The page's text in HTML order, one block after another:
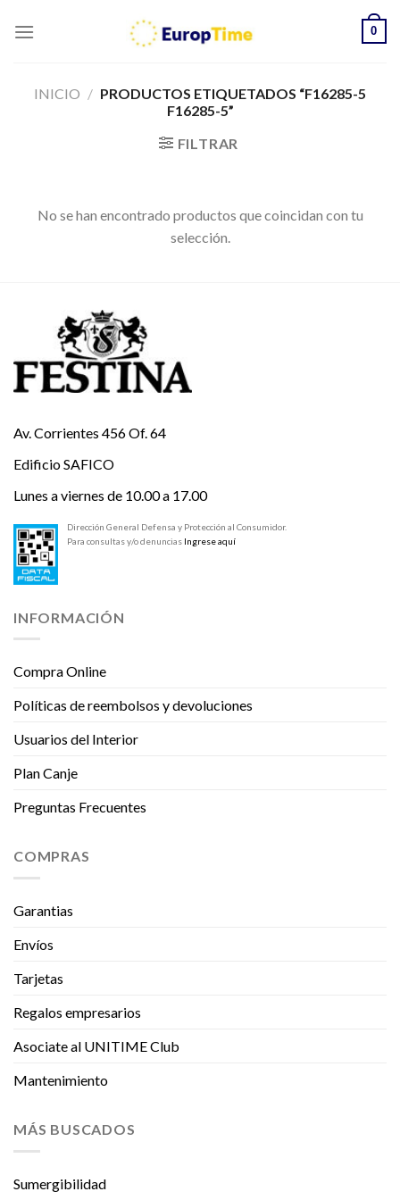
0
INICIO / PRODUCTOS ETIQUETADOS “F16285-5
F16285-5”
FILTRAR
No se han encontrado productos que coincidan con tu
selección.
Av. Corrientes 456 Of. 64
Edificio SAFICO
Lunes a viernes de 10.00 a 17.00
Dirección General Defensa y Protección al Consumidor.
Para consultas y/o denuncias Ingrese aquí
INFORMACIÓN
Compra Online
Políticas de reembolsos y devoluciones
Usuarios del Interior
Plan Canje
Preguntas Frecuentes
COMPRAS
Garantias
Envíos
Tarjetas
Regalos empresarios
Asociate al UNITIME Club
Mantenimiento
MÁS BUSCADOS
Sumergibilidad